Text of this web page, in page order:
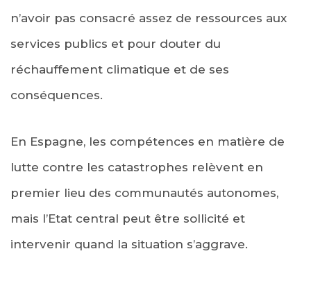
n’avoir pas consacré assez de ressources aux
services publics et pour douter du
réchauffement climatique et de ses
conséquences.
En Espagne, les compétences en matière de
lutte contre les catastrophes relèvent en
premier lieu des communautés autonomes,
mais l’Etat central peut être sollicité et
intervenir quand la situation s’aggrave.